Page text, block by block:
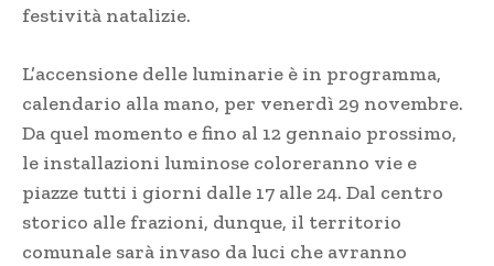
festività natalizie.
L’accensione delle luminarie è in programma,
calendario alla mano, per venerdì 29 novembre.
Da quel momento e fino al 12 gennaio prossimo,
le installazioni luminose coloreranno vie e
piazze tutti i giorni dalle 17 alle 24. Dal centro
storico alle frazioni, dunque, il territorio
comunale sarà invaso da luci che avranno